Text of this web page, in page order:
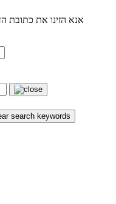
אנא הזינו את כתובת